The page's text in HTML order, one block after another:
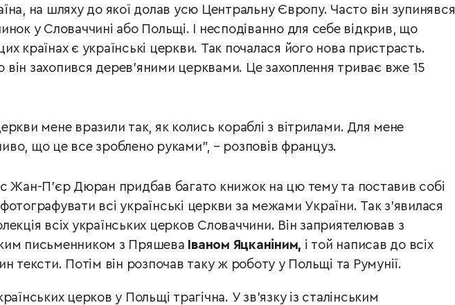
на шляху до якої долав усю Центральну Європу. Часто він зупинявся
у Словаччині або Польщі. І несподіванно для себе відкрив, що
країнах є українські церкви. Так почалася його нова пристрасть.
він захопився дерев’яними церквами. Це захоплення триває вже 15
мене вразили так, як колись кораблі з вітрилами. Для мене
що це все зроблено руками", – розповів француз.
Жан-П’єр Дюран придбав багато книжок на цю тему та поставив собі
всі українські церкви за межами України. Так з’явилася
всіх українських церков Словаччини. Він заприятелював з
письменником з Пряшева Іваном Яцканіним, і той написав до всіх
тексти. Потім він розпочав таку ж роботу у Польщі та Румунії.
церков у Польщі трагічна. У зв’язку із сталінським